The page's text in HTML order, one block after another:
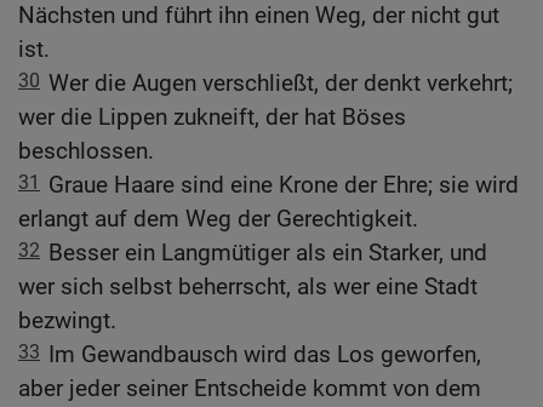
Nächsten und führt ihn einen Weg, der nicht gut
ist.
30 Wer die Augen verschließt, der denkt verkehrt;
wer die Lippen zukneift, der hat Böses
beschlossen.
31
Graue Haare sind eine Krone der Ehre; sie wird
erlangt auf dem Weg der Gerechtigkeit.
32 Besser ein Langmütiger als ein Starker, und
wer sich selbst beherrscht, als wer eine Stadt
bezwingt.
33 Im Gewandbausch wird das Los geworfen,
aber jeder seiner Entscheide kommt von dem